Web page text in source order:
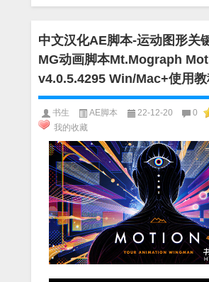
中文汉化AE脚本-运动图形关
MG动画脚本Mt.Mograph
v4.0.5.4295 Win/Mac+使用
书生 AE脚本 22-12-20 0
我的收藏